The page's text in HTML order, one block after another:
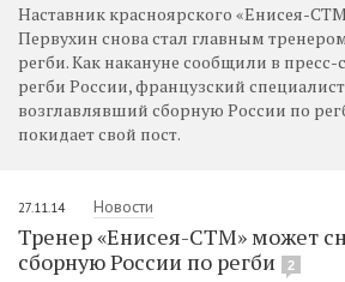
Наставник красноярского «Енисея-
Первухин снова стал главным
регби. Как накануне сообщили в
регби России, французский
возглавлявший сборную России по
покидает свой пост.
27.11.14 Новости
Тренер «Енисея-СТМ» может
сборную России по регби
2